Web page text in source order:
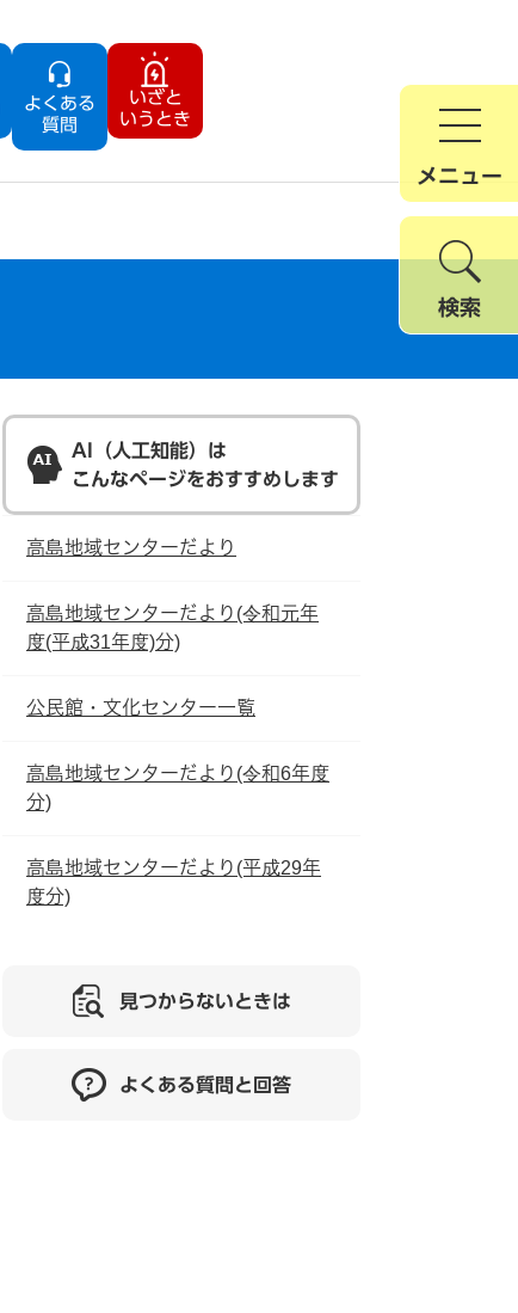
よくある
質問
いざと
いうとき
メニュー
検索
AI（人工知能）は
こんなページをおすすめします
高島地域センターだより
高島地域センターだより(令和元年
度(平成31年度)分)
公民館・文化センター一覧
高島地域センターだより(令和6年度
分)
高島地域センターだより(平成29年
度分)
見つからないときは
よくある質問と回答